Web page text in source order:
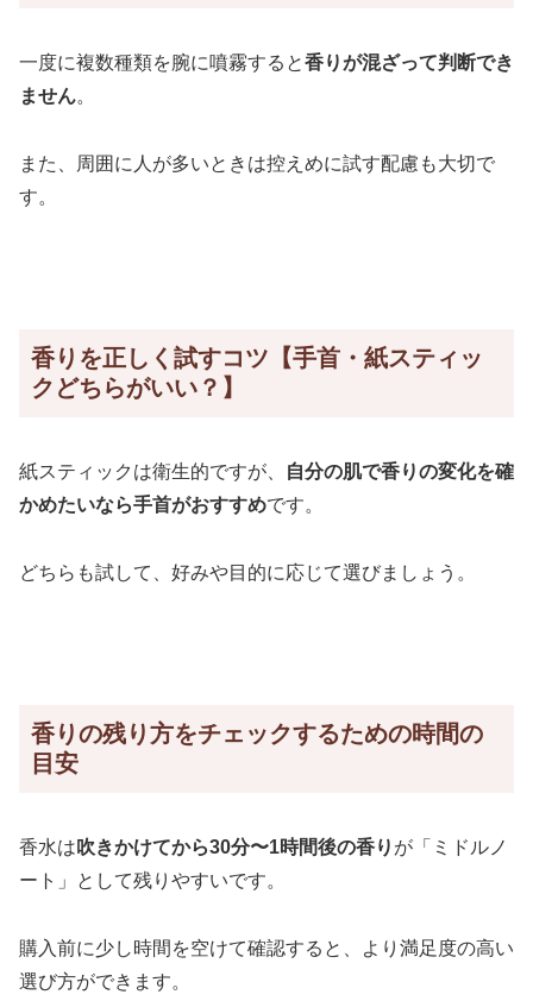
一度に複数種類を腕に噴霧すると香りが混ざって判断でき
ません。
また、周囲に人が多いときは控えめに試す配慮も大切で
す。
香りを正しく試すコツ【手首・紙スティッ
クどちらがいい？】
紙スティックは衛生的ですが、
自分の肌で香りの変化を確
かめたいなら手首がおすすめです。
どちらも試して、好みや目的に応じて選びましょう。
香りの残り方をチェックするための時間の
目安
香水は吹きかけてから30分〜1時間後の香り が「ミドルノ
ート」として残りやすいです。
購入前に少し時間を空けて確認すると、より満足度の高い
選び方ができます。